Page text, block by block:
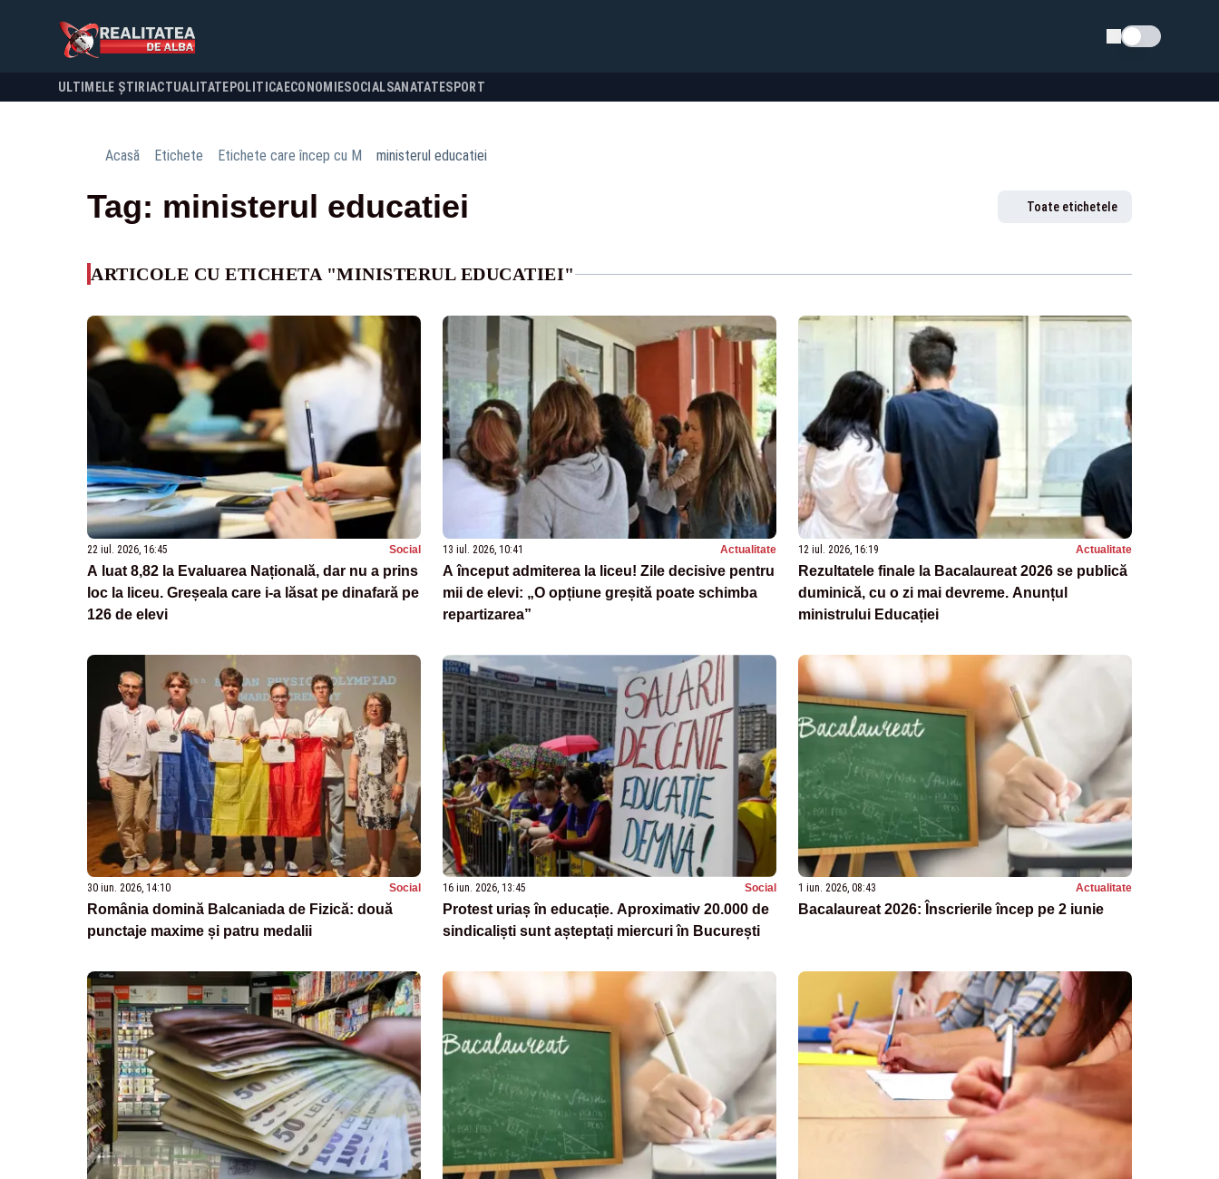
Schimba tema
ULTIMELE ȘTIRI ACTUALITATE POLITICA ECONOMIESOCIALSANATATESPORT
Acasă Etichete Etichete care încep cu M ministerul educatiei
Tag: ministerul educatiei Toate etichetele
ARTICOLE CU ETICHETA "MINISTERUL EDUCATIEI"
22 iul. 2026, 16:45 Social
A luat 8,82 la Evaluarea Națională, dar nu a prins
loc la liceu. Greșeala care i-a lăsat pe dinafară pe
126 de elevi
13 iul. 2026, 10:41 Actualitate
A început admiterea la liceu! Zile decisive pentru
mii de elevi: „O opțiune greșită poate schimba
repartizarea”
12 iul. 2026, 16:19 Actualitate
Rezultatele finale la Bacalaureat 2026 se publică
duminică, cu o zi mai devreme. Anunțul
ministrului Educației
30 iun. 2026, 14:10 Social
România domină Balcaniada de Fizică: două
punctaje maxime și patru medalii
16 iun. 2026, 13:45 Social
Protest uriaș în educație. Aproximativ 20.000 de
sindicaliști sunt așteptați miercuri în București
1 iun. 2026, 08:43 Actualitate
Bacalaureat 2026: Înscrierile încep pe 2 iunie